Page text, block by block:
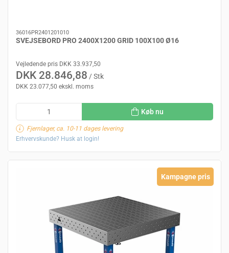
36016PR2401201010
SVEJSEBORD PRO 2400X1200 GRID 100X100 Ø16
Vejledende pris DKK 33.937,50
DKK 28.846,88 / Stk
DKK 23.077,50 ekskl. moms
Køb nu
Fjernlager, ca. 10-11 dages levering
Erhvervskunde? Husk at login!
Kampagne pris